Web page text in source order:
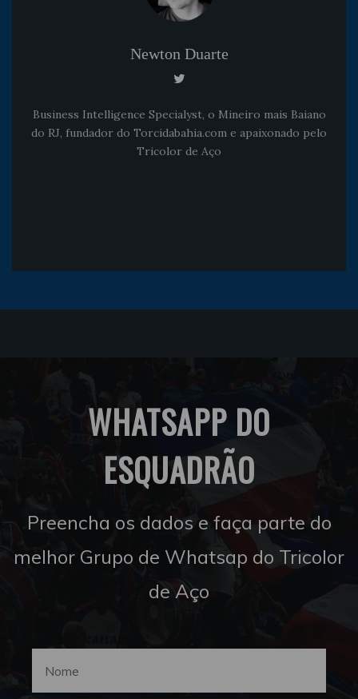
Newton Duarte
Business Intelligence Specialyst, o Mineiro mais Baiano
do RJ, fundador do Torcidabahia.com e apaixonado pelo
Tricolor de Aço
WHATSAPP DO
ESQUADRÃO
Preencha os dados e faça parte do
melhor Grupo de Whatsap do Tricolor
de Aço